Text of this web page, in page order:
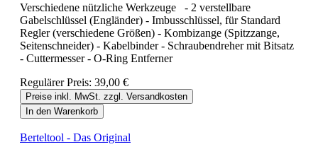
Verschiedene nützliche Werkzeuge - 2 verstellbare
Gabelschlüssel (Engländer) - Imbusschlüssel, für Standard
Regler (verschiedene Größen) - Kombizange (Spitzzange,
Seitenschneider) - Kabelbinder - Schraubendreher mit Bitsatz
- Cuttermesser - O-Ring Entferner
Regulärer Preis: 39,00 €
Preise inkl. MwSt. zzgl. Versandkosten
In den Warenkorb
Berteltool - Das Original